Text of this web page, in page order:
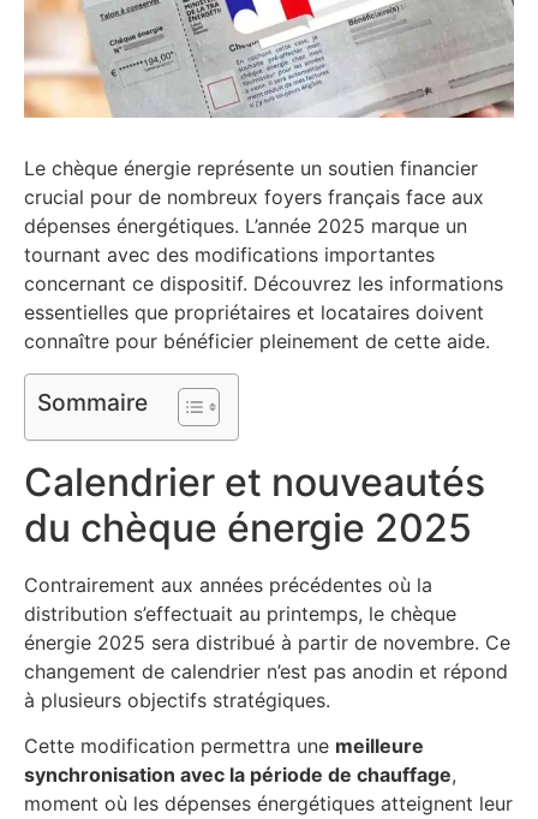
Le chèque énergie représente un soutien financier
crucial pour de nombreux foyers français face aux
dépenses énergétiques. L’année 2025 marque un
tournant avec des modifications importantes
concernant ce dispositif. Découvrez les informations
essentielles que propriétaires et locataires doivent
connaître pour bénéficier pleinement de cette aide.
Sommaire
Calendrier et nouveautés
du chèque énergie 2025
Contrairement aux années précédentes où la
distribution s’effectuait au printemps, le chèque
énergie 2025 sera distribué à partir de novembre. Ce
changement de calendrier n’est pas anodin et répond
à plusieurs objectifs stratégiques.
Cette modification permettra une meilleure
synchronisation avec la période de chauffage,
moment où les dépenses énergétiques atteignent leur